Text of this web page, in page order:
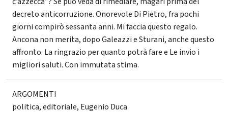
decreto anticorruzione. Onorevole Di Pietro, fra pochi
giorni compirò sessanta anni. Mi faccia questo regalo.
Ancona non merita, dopo Galeazzi e Sturani, anche questo
affronto. La ringrazio per quanto potrà fare e Le invio i
migliori saluti. Con immutata stima.
ARGOMENTI
politica,editoriale, Eugenio Duca